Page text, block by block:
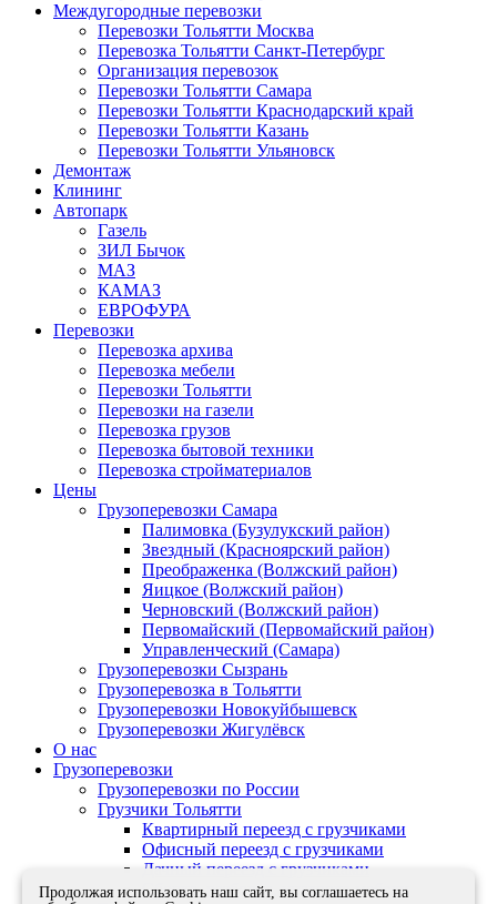
Междугородные перевозки
Перевозки Тольятти Москва
Перевозка Тольятти Санкт-Петербург
Организация перевозок
Перевозки Тольятти Самара
Перевозки Тольятти Краснодарский край
Перевозки Тольятти Казань
Перевозки Тольятти Ульяновск
Демонтаж
Клининг
Автопарк
Газель
ЗИЛ Бычок
МАЗ
КАМАЗ
ЕВРОФУРА
Перевозки
Перевозка архива
Перевозка мебели
Перевозки Тольятти
Перевозки на газели
Перевозка грузов
Перевозка бытовой техники
Перевозка стройматериалов
Цены
Грузоперевозки Самара
Палимовка (Бузулукский район)
Звездный (Красноярский район)
Преображенка (Волжский район)
Яицкое (Волжский район)
Черновский (Волжский район)
Первомайский (Первомайский район)
Управленческий (Самара)
Грузоперевозки Сызрань
Грузоперевозка в Тольятти
Грузоперевозки Новокуйбышевск
Грузоперевозки Жигулёвск
О нас
Грузоперевозки
Грузоперевозки по России
Грузчики Тольятти
Квартирный переезд с грузчиками
Офисный переезд с грузчиками
Дачный переезд с грузчиками
Сборка, разборка, упаковка мебели
Продолжая использовать наш сайт, вы соглашаетесь на